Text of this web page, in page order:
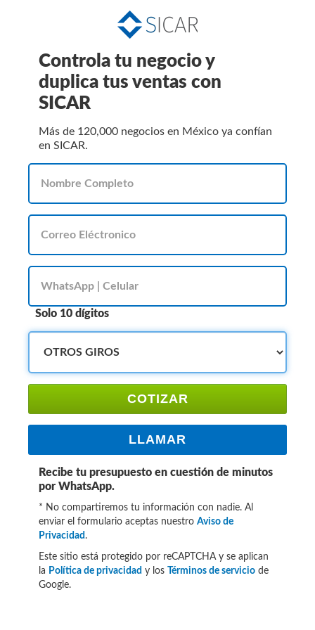
Controla tu negocio y
duplica tus ventas con
SICAR
Más de 120,000 negocios en México ya confían
en SICAR.
Solo 10 dígitos
COTIZAR
LLAMAR
Recibe tu presupuesto en cuestión de minutos
por WhatsApp.
* No compartiremos tu información con nadie. Al
enviar el formulario aceptas nuestro Aviso de
Privacidad .
Este sitio está protegido por reCAPTCHA y se aplican
la Política de privacidad y los Términos de servicio de
Google.